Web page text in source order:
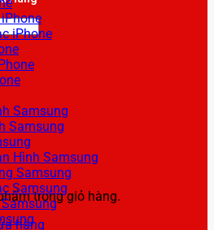
trong giỏ hàng.
hàng
iPhone
Samsung
Samsung
Hình Samsung
Samsung
Samsung